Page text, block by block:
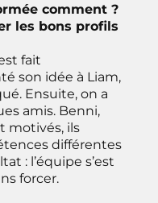
comment ?
les bons profils
fait
son idée à Liam,
Ensuite, on a
amis. Benni,
motivés, ils
différentes
: l’équipe s’est
forcer.